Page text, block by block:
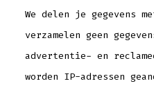
We delen je gegevens
verzamelen geen
advertentie- en
worden IP-adressen